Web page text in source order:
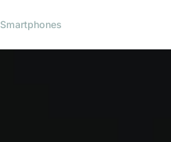
Smartphones